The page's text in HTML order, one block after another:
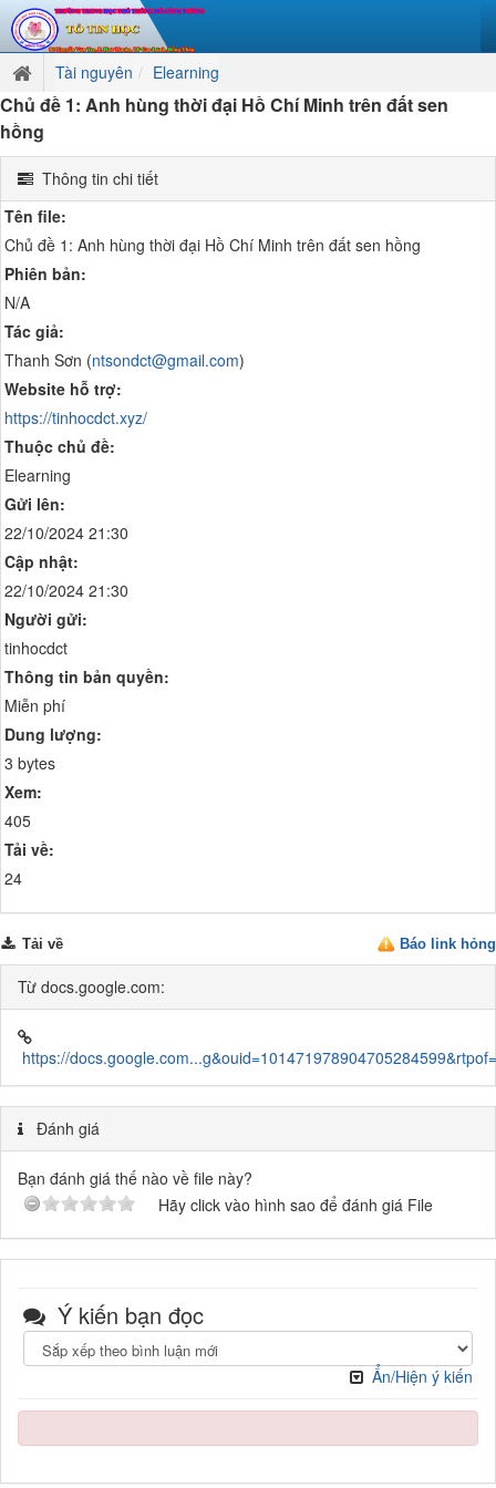
Tài nguyên Elearning
Chủ đề 1: Anh hùng thời đại Hồ Chí Minh trên đất sen
hồng
Thông tin chi tiết
Tên file:
Chủ đề 1: Anh hùng thời đại Hồ Chí Minh trên đất sen hồng
Phiên bản:
N/A
Tác giả:
Thanh Sơn (ntsondct@gmail.com)
Website hỗ trợ:
https://tinhocdct.xyz/
Thuộc chủ đề:
Elearning
Gửi lên:
22/10/2024 21:30
Cập nhật:
22/10/2024 21:30
Người gửi:
tinhocdct
Thông tin bản quyền:
Miễn phí
Dung lượng:
3 bytes
Xem:
405
Tải về:
24
Báo link hỏng
Tải về
Từ docs.google.com:
https://
Đánh giá
Bạn đánh giá thế nào về file này?
Hãy click vào hình sao để đánh giá File
Ý kiến bạn đọc
Ẩn/Hiện ý kiến